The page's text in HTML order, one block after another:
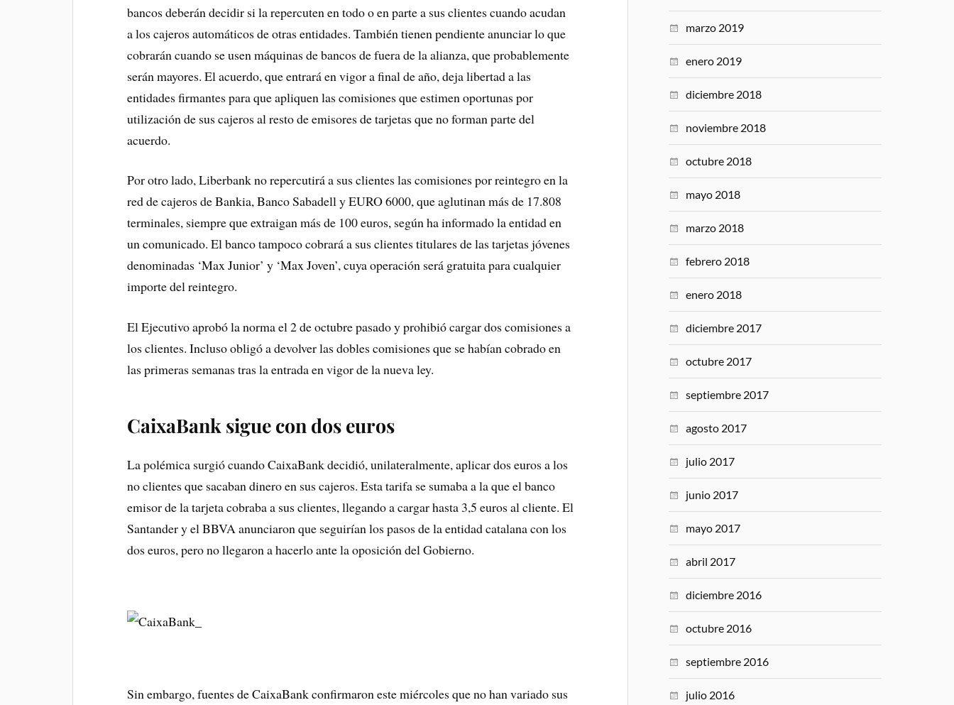
bancos deberán decidir si la repercuten en todo o en parte a sus clientes cuando acudan
a los cajeros automáticos de otras entidades. También tienen pendiente anunciar lo que
cobrarán cuando se usen máquinas de bancos de fuera de la alianza, que probablemente
serán mayores. El acuerdo, que entrará en vigor a final de año, deja libertad a las
entidades firmantes para que apliquen las comisiones que estimen oportunas por
utilización de sus cajeros al resto de emisores de tarjetas que no forman parte del
acuerdo.
Por otro lado, Liberbank no repercutirá a sus clientes las comisiones por reintegro en la
red de cajeros de Bankia, Banco Sabadell y EURO 6000, que aglutinan más de 17.808
terminales, siempre que extraigan más de 100 euros, según ha informado la entidad en
un comunicado. El banco tampoco cobrará a sus clientes titulares de las tarjetas jóvenes
denominadas ‘Max Junior’ y ‘Max Joven’, cuya operación será gratuita para cualquier
importe del reintegro.
El Ejecutivo aprobó la norma el 2 de octubre pasado y prohibió cargar dos comisiones a
los clientes. Incluso obligó a devolver las dobles comisiones que se habían cobrado en
las primeras semanas tras la entrada en vigor de la nueva ley.
CaixaBank sigue con dos euros
La polémica surgió cuando CaixaBank decidió, unilateralmente, aplicar dos euros a los
no clientes que sacaban dinero en sus cajeros. Esta tarifa se sumaba a la que el banco
emisor de la tarjeta cobraba a sus clientes, llegando a cargar hasta 3,5 euros al cliente. El
Santander y el BBVA anunciaron que seguirían los pasos de la entidad catalana con los
dos euros, pero no llegaron a hacerlo ante la oposición del Gobierno.
Sin embargo, fuentes de CaixaBank confirmaron este miércoles que no han variado sus
marzo 2019
enero 2019
diciembre 2018
noviembre 2018
octubre 2018
mayo 2018
marzo 2018
febrero 2018
enero 2018
diciembre 2017
octubre 2017
septiembre 2017
agosto 2017
julio 2017
junio 2017
mayo 2017
abril 2017
diciembre 2016
octubre 2016
septiembre 2016
julio 2016